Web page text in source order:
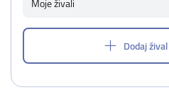
Dodaj žival